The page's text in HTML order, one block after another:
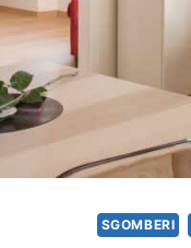
SGOMBERI